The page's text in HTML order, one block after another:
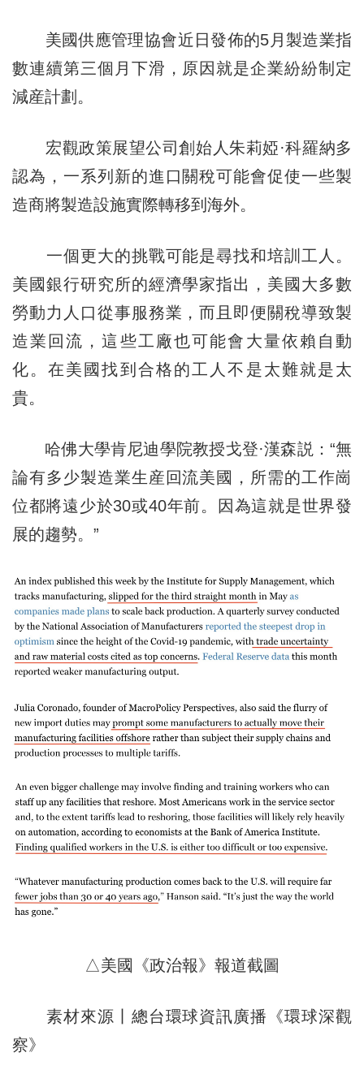
美國供應管理協會近日發佈的5月製造業指
數連續第三個月下滑，原因就是企業紛紛制定
減産計劃。
宏觀政策展望公司創始人朱莉婭·科羅納多
認為，一系列新的進口關稅可能會促使一些製
造商將製造設施實際轉移到海外。
一個更大的挑戰可能是尋找和培訓工人。
美國銀行研究所的經濟學家指出，美國大多數
勞動力人口從事服務業，而且即便關稅導致製
造業回流，這些工廠也可能會大量依賴自動
化。在美國找到合格的工人不是太難就是太
貴。
哈佛大學肯尼迪學院教授戈登·漢森説：“無
論有多少製造業生産回流美國，所需的工作崗
位都將遠少於30或40年前。因為這就是世界發
展的趨勢。”
△美國《政治報》報道截圖
素材來源丨總台環球資訊廣播《環球深觀
察》